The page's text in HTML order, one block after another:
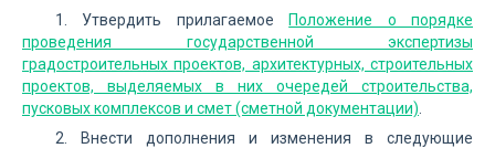
1. Утвердить прилагаемое
Положение о порядке
проведения государственной экспертизы
градостроительных проектов, архитектурных, строительных
проектов, выделяемых в них очередей строительства,
пусковых комплексов и смет (сметной документации)
2. Внести дополнения и изменения в следующие